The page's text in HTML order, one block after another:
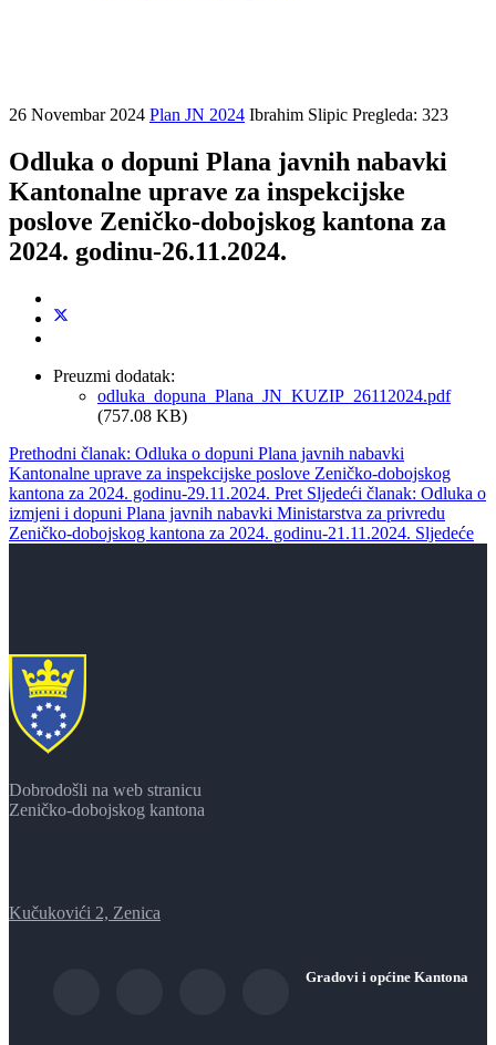
26 Novembar 2024 Plan JN 2024 Ibrahim Slipic Pregleda: 323
Odluka o dopuni Plana javnih nabavki
Kantonalne uprave za inspekcijske
poslove Zeničko-dobojskog kantona za
2024. godinu-26.11.2024.
Preuzmi dodatak:
odluka_dopuna_Plana_JN_KUZIP_26112024.pdf
(757.08 KB)
Prethodni članak: Odluka o dopuni Plana javnih nabavki
Kantonalne uprave za inspekcijske poslove Zeničko-dobojskog
kantona za 2024. godinu-29.11.2024. Pret Sljedeći članak: Odluka o
izmjeni i dopuni Plana javnih nabavki Ministarstva za privredu
Zeničko-dobojskog kantona za 2024. godinu-21.11.2024. Sljedeće
Dobrodošli na web stranicu
Zeničko-dobojskog kantona
Kučukovići 2, Zenica
Gradovi i općine Kantona